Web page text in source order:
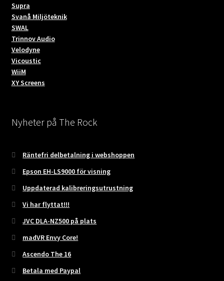
Supra
Svanå Miljöteknik
SWAL
Trinnov Audio
Velodyne
Vicoustic
WiiM
XY Screens
Nyheter på The Rock
Räntefri delbetalning i webshoppen
Epson EH-LS9000 för visning
Uppdaterad kalibreringsutrustning
Vi har flyttat!!!
JVC DLA-NZ500 på plats
madVR Envy Core!
Ascendo The 16
Betala med Paypal